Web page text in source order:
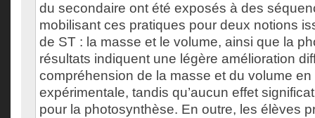
du secondaire ont été exposés à des
mobilisant ces pratiques pour deux notions
de ST : la masse et le volume, ainsi que la
résultats indiquent une légère amélioration
compréhension de la masse et du volume
expérimentale, tandis qu’aucun effet
pour la photosynthèse. En outre, les élèves